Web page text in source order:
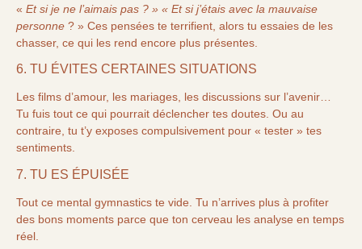
« Et si je ne l’aimais pas ? » « Et si j’étais avec la mauvaise
personne ? » Ces pensées te terrifient, alors tu essaies de les
chasser, ce qui les rend encore plus présentes.
6. TU ÉVITES CERTAINES SITUATIONS
Les films d’amour, les mariages, les discussions sur l’avenir…
Tu fuis tout ce qui pourrait déclencher tes doutes. Ou au
contraire, tu t’y exposes compulsivement pour « tester » tes
sentiments.
7. TU ES ÉPUISÉE
Tout ce mental gymnastics te vide. Tu n’arrives plus à profiter
des bons moments parce que ton cerveau les analyse en temps
réel.